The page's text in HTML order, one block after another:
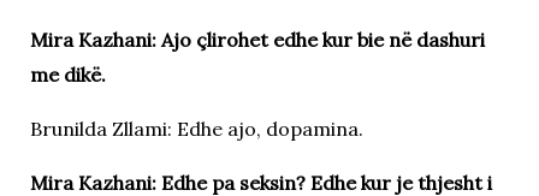
Mira Kazhani: Ajo çlirohet edhe kur bie në dashuri
me dikë.
Brunilda Zllami: Edhe ajo, dopamina.
Mira Kazhani: Edhe pa seksin? Edhe kur je thjesht i